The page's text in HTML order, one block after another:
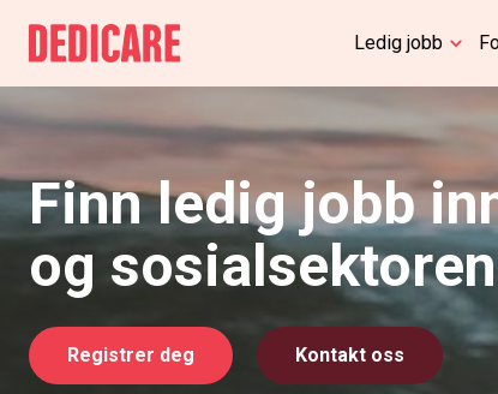
Ledig jobb
Finn ledig jobb
og sosialsektoren
Registrer deg Kontakt oss